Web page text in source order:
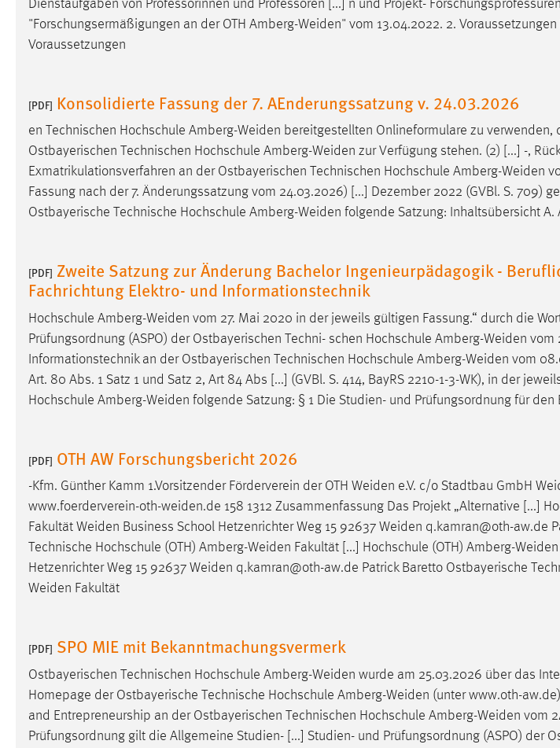
Dienstaufgaben von Professorinnen und Professoren [...] n und Projekt-
"Forschungsermäßigungen an der OTH Amberg-Weiden" vom 13.04.2022. 2.
Voraussetzungen
[PDF] Konsolidierte Fassung der 7. AEnderungssatzung v. 24.03.2026
en Technischen Hochschule Amberg-Weiden bereitgestellten Onlineformulare zu verwenden,
Ostbayerischen Technischen Hochschule Amberg-Weiden zur Verfügung stehen. (2) [...] -,
Exmatrikulationsverfahren an der Ostbayerischen Technischen Hochschule Amberg-Weiden
Fassung nach der 7. Änderungssatzung vom 24.03.2026) [...] Dezember 2022 (GVBl. S. 709)
Ostbayerische Technische Hochschule Amberg-Weiden folgende Satzung: Inhaltsübersicht
[PDF] Zweite Satzung zur Änderung Bachelor Ingenieurpädagogik -
Fachrichtung Elektro- und Informationstechnik
Hochschule Amberg-Weiden vom 27. Mai 2020 in der jeweils gültigen Fassung.“ durch die
Prüfungsordnung (ASPO) der Ostbayerischen Techni- schen Hochschule Amberg-Weiden vom
Informationstechnik an der Ostbayerischen Technischen Hochschule Amberg-Weiden vom
Art. 80 Abs. 1 Satz 1 und Satz 2, Art 84 Abs [...] (GVBl. S. 414, BayRS 2210-1-3-WK), in der
Hochschule Amberg-Weiden folgende Satzung: § 1 Die Studien- und Prüfungsordnung für
[PDF] OTH AW Forschungsbericht 2026
-Kfm. Günther Kamm 1.Vorsitzender Förderverein der OTH Weiden e.V. c/o Stadtbau GmbH
www.foerderverein-oth-weiden.de 158 1312 Zusammenfassung Das Projekt „Alternative [...]
Fakultät Weiden Business School Hetzenrichter Weg 15 92637 Weiden q.kamran@oth-aw.de
Technische Hochschule (OTH) Amberg-Weiden Fakultät [...] Hochschule (OTH) Amberg-Weiden
Hetzenrichter Weg 15 92637 Weiden q.kamran@oth-aw.de Patrick Baretto Ostbayerische
Weiden Fakultät
[PDF] SPO MIE mit Bekanntmachungsvermerk
Ostbayerischen Technischen Hochschule Amberg-Weiden wurde am 25.03.2026 über das
Homepage der Ostbayerische Technische Hochschule Amberg-Weiden (unter www.oth-
and Entrepreneurship an der Ostbayerischen Technischen Hochschule Amberg-Weiden vom
Prüfungsordnung gilt die Allgemeine Studien- [...] Studien- und Prüfungsordnung (ASPO) der
eingeloggt ist.
Name: site-language-preference
Zweck:
Das Cookie speichert die gewählte
Sprache der Website.
Cookie Laufzeit: 30 Tage
Name:
MibewSessionID, MIBEW_UserID,
mibew_locale, mibew-chat-frame-style-
5e9dbeb1811c0446
Zweck:
Wird benötigt um die Chatfunktion
nutzen zu können.
Cookie Laufzeit:
MibewSessionID, mibew-chat-frame-
style-5e9dbeb1811c0446 =
Sitzungslaufzeit, mibew_locale = 3
Login
Name: fe_user, be_user, be_lastLoginProvider
Zweck:
Dieser Cookie ist notwendig um sich an
der Website einloggen zu können.
Cookie Laufzeit: 24 Stunden
STATISTIK
Diese Informationen helfen uns zu verstehen, wie
unsere Besucher unsere Website nutzen.
Matomo